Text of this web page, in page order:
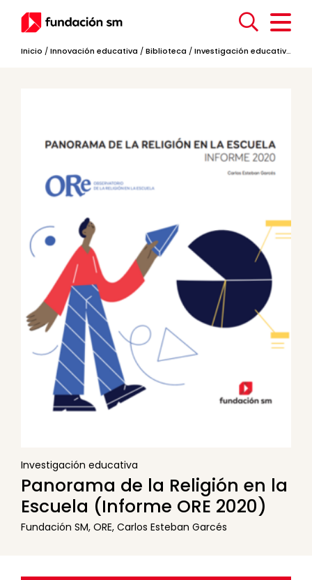
Inicio /Innovación educativa /Biblioteca /Investigación educativa
Investigación educativa
Panorama de la Religión en la
Escuela (Informe ORE 2020)
Fundación SM, ORE, Carlos Esteban Garcés